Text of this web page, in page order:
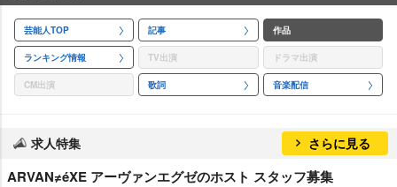
芸能人TOP 記事 作品
ランキング情報 TV出演 ドラマ出演
CM出演 歌詞 音楽配信
求人特集 さらに見る
ARVAN≠éXE アーヴァンエグゼのホスト スタッフ募集